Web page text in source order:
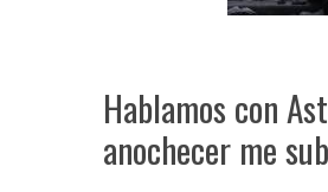
Hablamos con
anochecer me